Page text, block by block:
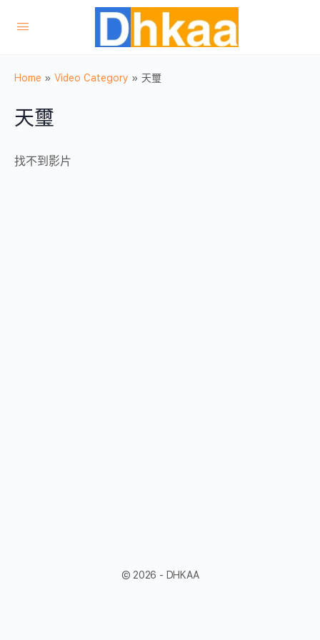
Home » Video Category » 天璽
天璽
找不到影片
© 2026 - DHKAA